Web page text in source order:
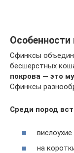
Сфинксы
бесшерстных
покрова — это
Сфинксы
Среди пород
на